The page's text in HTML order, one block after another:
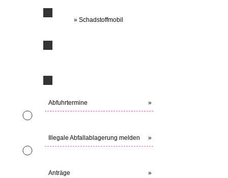
» Schadstoffmobil
Abfuhrtermine »
Illegale Abfallablagerung melden »
Anträge »